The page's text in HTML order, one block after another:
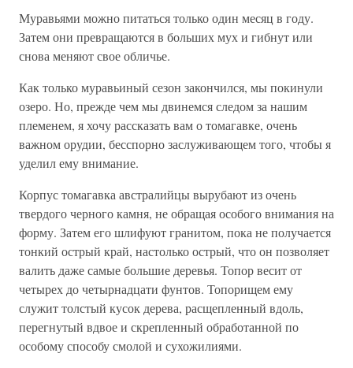
Муравьями можно питаться только один месяц в году.
Затем они превращаются в больших мух и гибнут или
снова меняют свое обличье.
Как только муравьиный сезон закончился, мы покинули
озеро. Но, прежде чем мы двинемся следом за нашим
племенем, я хочу рассказать вам о томагавке, очень
важном орудии, бесспорно заслуживающем того, чтобы я
уделил ему внимание.
Корпус томагавка австралийцы вырубают из очень
твердого черного камня, не обращая особого внимания на
форму. Затем его шлифуют гранитом, пока не получается
тонкий острый край, настолько острый, что он позволяет
валить даже самые большие деревья. Топор весит от
четырех до четырнадцати фунтов. Топорищем ему
служит толстый кусок дерева, расщепленный вдоль,
перегнутый вдвое и скрепленный обработанной по
особому способу смолой и сухожилиями.